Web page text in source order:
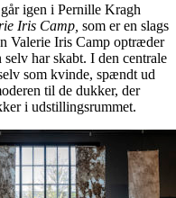
igen i Pernille Kragh
Iris Camp, som er en slags
Valerie Iris Camp optræder
har skabt. I den centrale
som kvinde, spændt ud
til de dukker, der
i udstillingsrummet.